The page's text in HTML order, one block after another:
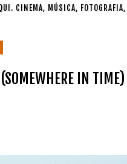
CINEMA, MÚSICA,
(SOMEWHERE IN TIME)